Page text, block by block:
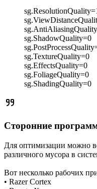
sg.ShadowQuality=0
sg.TextureQuality=0
sg.EffectsQuality=0
sg.FoliageQuality=0
sg.ShadingQuality=0
Сторонние
Для оптимизации можно
различного мусора в
Вот несколько рабочих
• Razer Cortex